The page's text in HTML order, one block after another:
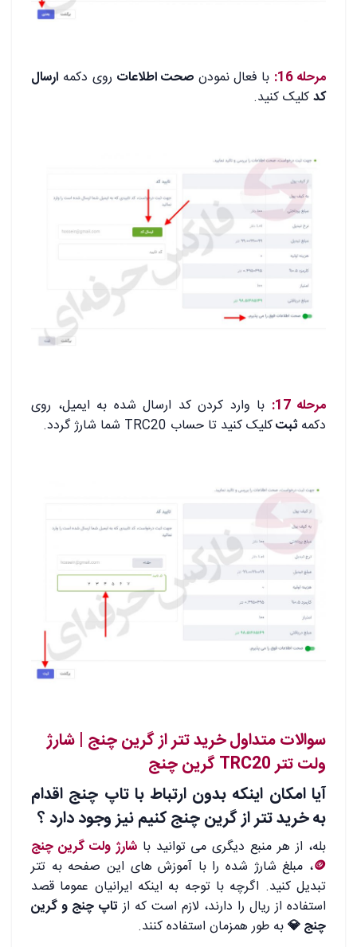
مرحله 16:
با فعال نمودن صحت اطلاعات روی دکمه ارسال
کدکلیک کنید.
مرحله 17:
با وارد کردن کد ارسال شده به ایمیل، روی
دکمه ثبتکلیک کنید تا حساب TRC20 شما شارژ گردد.
سوالات متداول خرید تتر از گرین چنج | شارژ
ولت تتر TRC20 گرین چنج
آیا امکان اینکه بدون ارتباط با تاپ چنج اقدام
به خرید تتر از گرین چنج کنیم نیز وجود دارد ؟
بله، از هر منبع دیگری می توانید باشارژ ولت گرین چنج
🪙، مبلغ شارژ شده را با آموزش های این صفحه به تتر
تبدیل کنید. اگرچه با توجه به اینکه ایرانیان عموما قصد
استفاده از ریال را دارند، لازم است که از تاپ چنج و گرین
چنج 💎به طور همزمان استفاده کنند.